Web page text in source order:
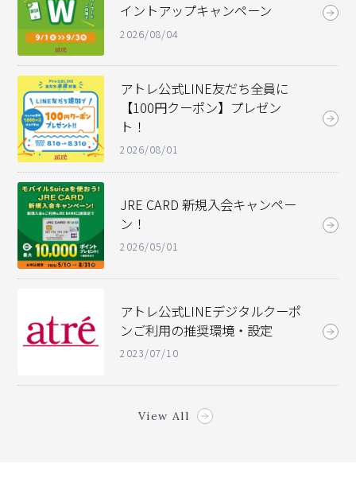
イントアップキャンペーン
2026/08/04
アトレ公式LINE友だち全員に
【100円クーポン】プレゼン
ト！
2026/08/01
JRE CARD 新規入会キャンペー
ン！
2026/05/01
アトレ公式LINEデジタルクーポ
ンご利用の推奨環境・設定
2023/07/10
View All